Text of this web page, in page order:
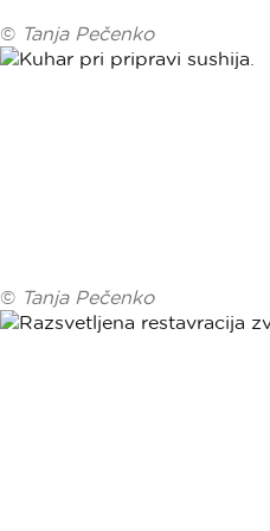
© Tanja Pečenko
© Tanja Pečenko